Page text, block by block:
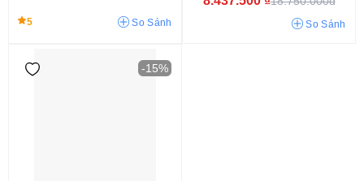
Đồng hồ đôi Mới ra mắt 2024
5 So Sánh So Sánh
-15%